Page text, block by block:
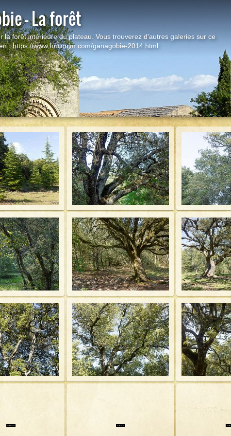
- La forêt
la forêt intérieure du plateau. Vous trouverez d'autres galeries sur ce
: https://www.foulonjm.com/ganagobie-2014.html
Démarrer diaporama